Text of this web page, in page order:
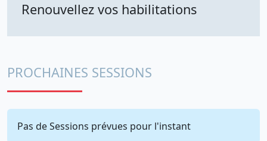
Renouvellez vos habilitations
PROCHAINES SESSIONS
Pas de Sessions prévues pour l'instant